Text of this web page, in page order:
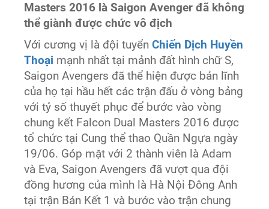
Masters 2016 là Saigon Avenger đã không
thể giành được chức vô địch
Với cương vị là đội tuyểnChiến Dịch Huyền
Thoại mạnh nhất tại mảnh đất hình chữ S,
Saigon Avengers đã thể hiện được bản lĩnh
của họ tại hầu hết các trận đấu ở vòng bảng
với tỷ số thuyết phục để bước vào vòng
chung kết Falcon Dual Masters 2016 được
tổ chức tại Cung thể thao Quần Ngựa ngày
19/06. Góp mặt với 2 thành viên là Adam
và Eva, Saigon Avengers đã vượt qua đội
đồng hương của mình là Hà Nội Đông Anh
tại trận Bán Kết 1 và bước vào trận chung